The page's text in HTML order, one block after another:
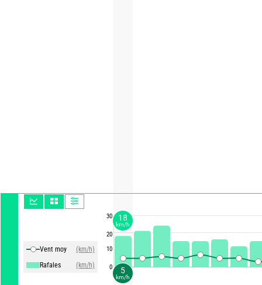
Vent moy
(km/h)
Rafales
(km/h)
30
20
10
0 5
km/h
18
km/h